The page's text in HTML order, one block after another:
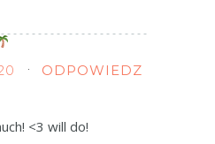
ODPOWIEDZ
<3 will do!